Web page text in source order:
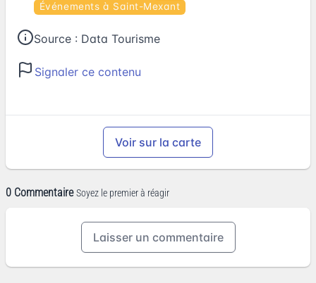
Événements à Saint-Mexant
Source : Data Tourisme
Signaler ce contenu
Voir sur la carte
0 Commentaire Soyez le premier à réagir
Laisser un commentaire